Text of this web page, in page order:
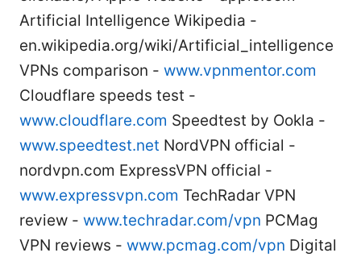
Artificial Intelligence Wikipedia -
en.wikipedia.org/wiki/Artificial_intelligence
VPNs comparison - www.vpnmentor.com
Cloudflare speeds test -
www.cloudflare.com Speedtest by Ookla -
www.speedtest.net NordVPN official -
nordvpn.com ExpressVPN official -
www.expressvpn.com TechRadar VPN
review - www.techradar.com/vpn PCMag
VPN reviews - www.pcmag.com/vpn Digital